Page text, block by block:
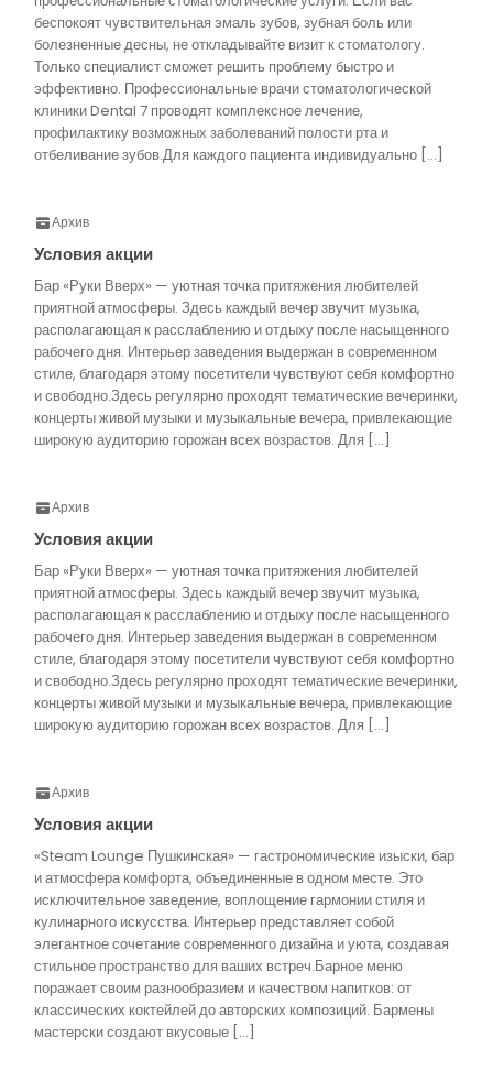
беспокоят чувствительная эмаль зубов, зубная боль или
болезненные десны, не откладывайте визит к стоматологу.
Только специалист сможет решить проблему быстро и
эффективно. Профессиональные врачи стоматологической
клиники Dental 7 проводят комплексное лечение,
профилактику возможных заболеваний полости рта и
отбеливание зубов.Для каждого пациента индивидуально […]
Архив
Условия акции
Бар «Руки Вверх» — уютная точка притяжения любителей
приятной атмосферы. Здесь каждый вечер звучит музыка,
располагающая к расслаблению и отдыху после насыщенного
рабочего дня. Интерьер заведения выдержан в современном
стиле, благодаря этому посетители чувствуют себя комфортно
и свободно.Здесь регулярно проходят тематические вечеринки,
концерты живой музыки и музыкальные вечера, привлекающие
широкую аудиторию горожан всех возрастов. Для […]
Архив
Условия акции
Бар «Руки Вверх» — уютная точка притяжения любителей
приятной атмосферы. Здесь каждый вечер звучит музыка,
располагающая к расслаблению и отдыху после насыщенного
рабочего дня. Интерьер заведения выдержан в современном
стиле, благодаря этому посетители чувствуют себя комфортно
и свободно.Здесь регулярно проходят тематические вечеринки,
концерты живой музыки и музыкальные вечера, привлекающие
широкую аудиторию горожан всех возрастов. Для […]
Архив
Условия акции
«Steam Lounge Пушкинская» — гастрономические изыски, бар
и атмосфера комфорта, объединенные в одном месте. Это
исключительное заведение, воплощение гармонии стиля и
кулинарного искусства. Интерьер представляет собой
элегантное сочетание современного дизайна и уюта, создавая
стильное пространство для ваших встреч.Барное меню
поражает своим разнообразием и качеством напитков: от
классических коктейлей до авторских композиций. Бармены
мастерски создают вкусовые […]